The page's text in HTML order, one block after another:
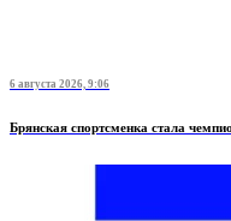
6 августа 2026, 9:06
Брянская спортсменка стала